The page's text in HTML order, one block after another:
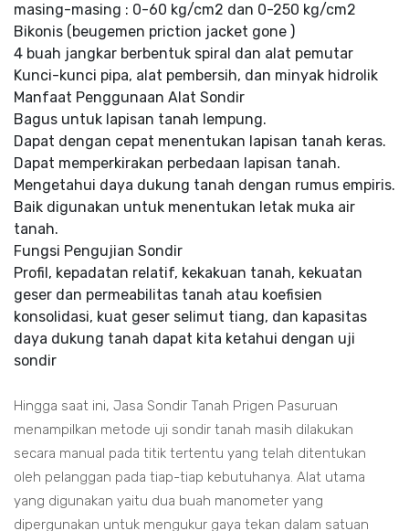
masing-masing : 0-60 kg/cm2 dan 0-250 kg/cm2
Bikonis (beugemen priction jacket gone )
4 buah jangkar berbentuk spiral dan alat pemutar
Kunci-kunci pipa, alat pembersih, dan minyak hidrolik
Manfaat Penggunaan Alat Sondir
Bagus untuk lapisan tanah lempung.
Dapat dengan cepat menentukan lapisan tanah keras.
Dapat memperkirakan perbedaan lapisan tanah.
Mengetahui daya dukung tanah dengan rumus empiris.
Baik digunakan untuk menentukan letak muka air
tanah.
Fungsi Pengujian Sondir
Profil, kepadatan relatif, kekakuan tanah, kekuatan
geser dan permeabilitas tanah atau koefisien
konsolidasi, kuat geser selimut tiang, dan kapasitas
daya dukung tanah dapat kita ketahui dengan uji
sondir
Hingga saat ini, Jasa Sondir Tanah Prigen Pasuruan
menampilkan metode uji sondir tanah masih dilakukan
secara manual pada titik tertentu yang telah ditentukan
oleh pelanggan pada tiap-tiap kebutuhanya. Alat utama
yang digunakan yaitu dua buah manometer yang
dipergunakan untuk mengukur gaya tekan dalam satuan